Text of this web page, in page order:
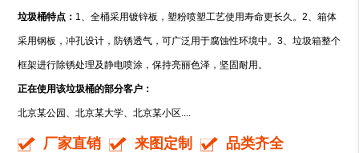
垃圾桶特点： 1、全桶采用镀锌板，塑粉喷塑工艺使用寿命更长久。2、箱体
采用钢板，冲孔设计，防锈透气，可广泛用于腐蚀性环境中。3、垃圾箱整个
框架进行除锈处理及静电喷涂，保持亮丽色泽，坚固耐用。
正在使用该垃圾桶的部分客户：
北京某公园、北京某大学、北京某小区....
厂家直销 来图定制
品类齐全